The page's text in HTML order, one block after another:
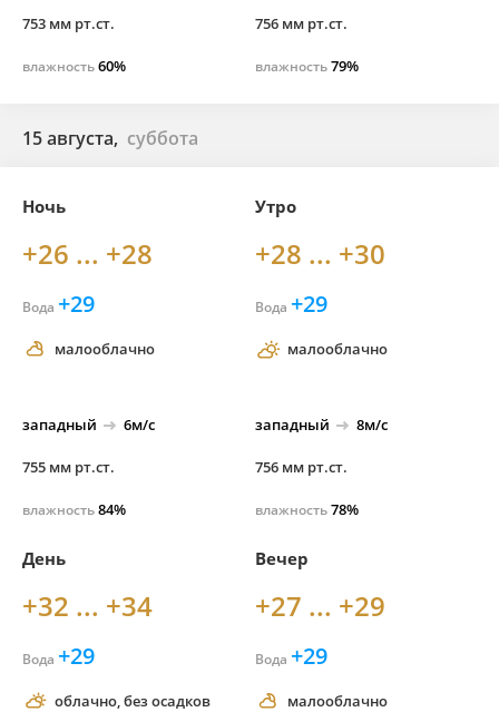
753 мм рт.ст.
влажность60%
756 мм рт.ст.
влажность79%
15 августа, суббота
Ночь
+26 ... +28
Вода +29
малооблачно
западный 6м/с
755 мм рт.ст.
влажность84%
Утро
+28 ... +30
Вода +29
малооблачно
западный 8м/с
756 мм рт.ст.
влажность78%
День
+32 ... +34
Вода +29
облачно, без осадков
Вечер
+27 ... +29
Вода +29
малооблачно